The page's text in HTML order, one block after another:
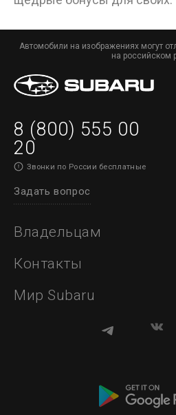
Автомобили на изображениях могут
на российском
8 (800) 555 00
20
Звонки по России бесплатные
Задать вопрос
Владельцам
Контакты
Мир Subaru